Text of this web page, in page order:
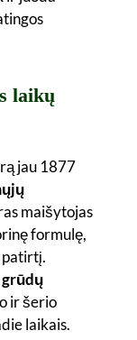
laikų
jau 1877
maišytojas
formulę,
ir šerio
laikais.